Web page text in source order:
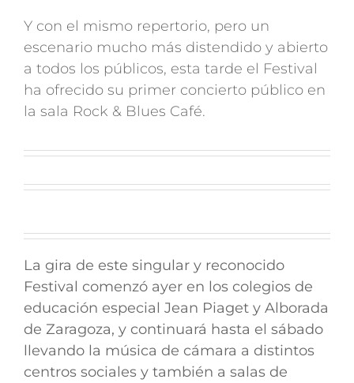
Y con el mismo repertorio, pero un
escenario mucho más distendido y abierto
a todos los públicos, esta tarde el Festival
ha ofrecido su primer concierto público en
la sala Rock & Blues Café.
La gira de este singular y reconocido
Festival comenzó ayer en los colegios de
educación especial Jean Piaget y Alborada
de Zaragoza, y continuará hasta el sábado
llevando la música de cámara a distintos
centros sociales y también a salas de